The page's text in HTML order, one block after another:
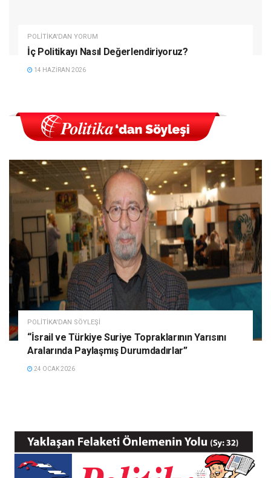
POLITIKA'DAN YORUM
İç Politikayı Nasıl Değerlendiriyoruz?
14 HAZIRAN 2026
POLITIKA'DAN SÖYLEŞI
“İsrail ve Türkiye Suriye Topraklarının Yarısını
Aralarında Paylaşmış Durumdadırlar”
24 OCAK 2026